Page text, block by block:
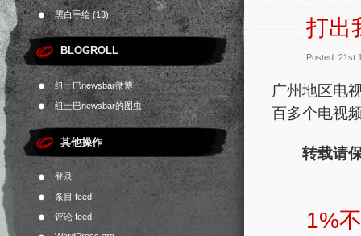
黑白手绘(13)
BLOGROLL
纽士巴newsbar微博
纽士巴newsbar的图虫
其他操作
登录
条目 feed
评论 feed
打出
Posted: 21st
广州地区电
百多个电视
转载请
1%